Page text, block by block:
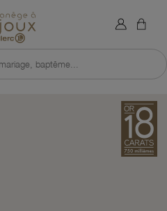
Retour à l'accueil du site
baptême...
×